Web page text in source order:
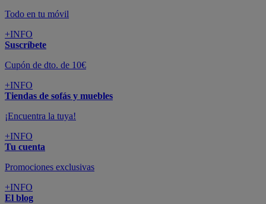
Todo en tu móvil
+INFO
Suscríbete
Cupón de dto. de 10€
+INFO
Tiendas de sofás y muebles
¡Encuentra la tuya!
+INFO
Tu cuenta
Promociones exclusivas
+INFO
El blog